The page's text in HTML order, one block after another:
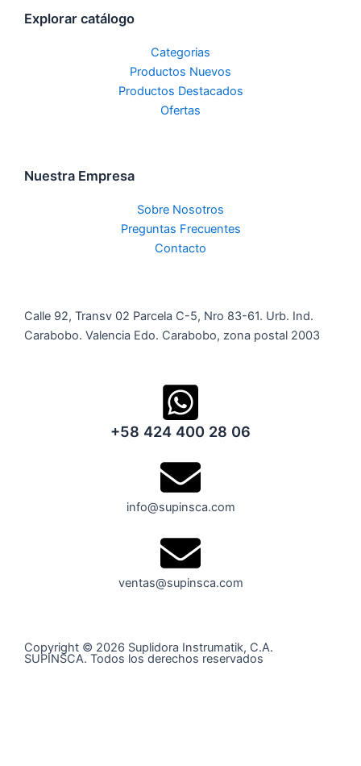
Explorar catálogo
Categorias
Productos Nuevos
Productos Destacados
Ofertas
Nuestra Empresa
Sobre Nosotros
Preguntas Frecuentes
Contacto
Calle 92, Transv 02 Parcela C-5, Nro 83-61. Urb. Ind.
Carabobo. Valencia Edo. Carabobo, zona postal 2003
+58 424 400 28 06
info@supinsca.com
ventas@supinsca.com
Copyright © 2026 Suplidora Instrumatik, C.A.
SUPINSCA. Todos los derechos reservados